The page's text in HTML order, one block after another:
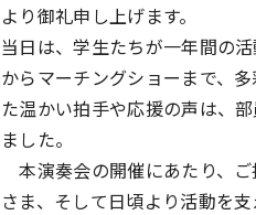
より御礼申し上げます。
当日は、学生たちが一年間の
からマーチングショーまで、
た温かい拍手や応援の声は、
ました。
本演奏会の開催にあたり、
さま、そして日頃より活動を